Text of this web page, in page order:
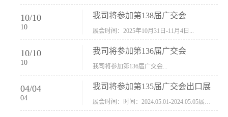
10/10
10
我司将参加第138届广交会
展会时间：2025年10月31日-11月4日...
10/10
10
我司将参加第136届广交会
我司将参加第136届广交会...
04/04
04
我司将参加第135届广交会出口展
展会时间：时间：2024.05.01-2024.05.05展会地址：中国进出口商品交易会展馆福建康莱宝公司展位号12.1G37-38、H11-12，浙江康莱宝展位号17.1B23-24、C19-20...